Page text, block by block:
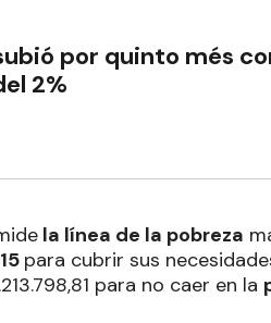
por quinto més
2%
la línea de la pobreza
para cubrir sus
para no caer en la